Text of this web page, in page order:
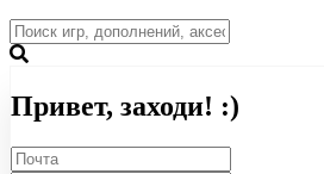
Привет, заходи! :)